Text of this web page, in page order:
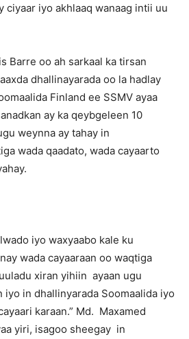
ciyaar iyo akhlaaq wanaag intii uu
Barre oo ah sarkaal ka tirsan
dhallinayarada oo la hadlay
Finland ee SSMV ayaa
ay ka qeybgeleen 10
weynna ay tahay in
wada qaadato, wada cayaarto
iyo waxyaabo kale ku
wada cayaaraan oo waqtiga
xiran yihiin ayaan ugu
iyo in dhallinyarada Soomaalida iyo
karaan.” Md. Maxamed
yiri, isagoo sheegay in